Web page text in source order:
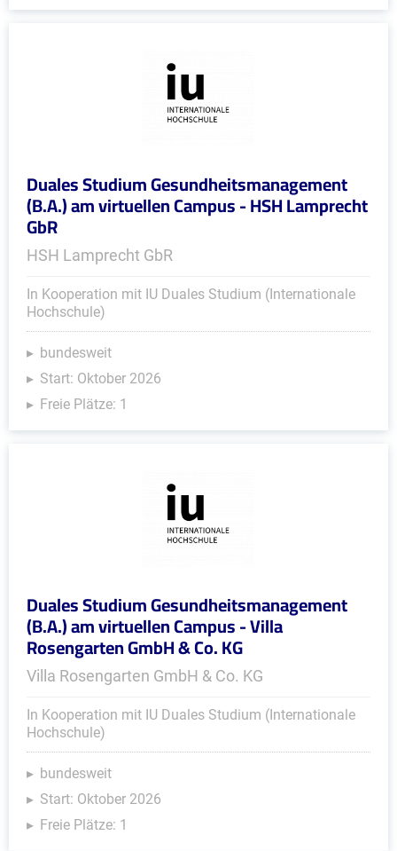
Duales Studium Gesundheitsmanagement
(B.A.) am virtuellen Campus - HSH Lamprecht
GbR
HSH Lamprecht GbR
In Kooperation mit IU Duales Studium (Internationale
Hochschule)
bundesweit
Start: Oktober 2026
Freie Plätze: 1
Duales Studium Gesundheitsmanagement
(B.A.) am virtuellen Campus - Villa
Rosengarten GmbH & Co. KG
Villa Rosengarten GmbH & Co. KG
In Kooperation mit IU Duales Studium (Internationale
Hochschule)
bundesweit
Start: Oktober 2026
Freie Plätze: 1